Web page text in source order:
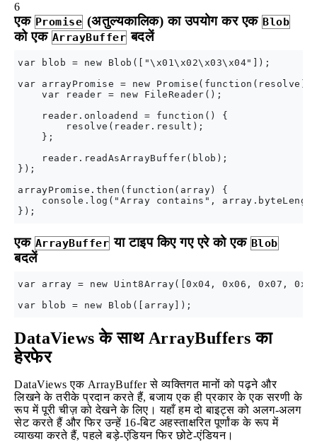
6
एक Promise (अतुल्यकालिक) का उपयोग कर एक Blob
को एक ArrayBuffer बदलें
var blob = new Blob(["\x01\x02\x03\x04"]);
var arrayPromise = new Promise(function(resolve)
    var reader = new FileReader();
    reader.onloadend = function() {
        resolve(reader.result);
    };
    reader.readAsArrayBuffer(blob);
});
arrayPromise.then(function(array) {
console.log("Array contains",
एक ArrayBuffer या टाइप किए गए एरे को एक Blob
बदलें
var array = new Uint8Array([0x04, 0x06, 0x07,
DataViews के साथ ArrayBuffers का
हेरफेर
DataViews एक ArrayBuffer से व्यक्तिगत मानों को पढ़ने और
लिखने के तरीके प्रदान करते हैं, बजाय एक ही प्रकार के एक सरणी के
रूप में पूरी चीज़ को देखने के लिए। यहाँ हम दो बाइट्स को अलग-अलग
सेट करते हैं और फिर उन्हें 16-बिट अहस्ताक्षरित पूर्णांक के रूप में
व्याख्या करते हैं, पहले बड़े-एंडियन फिर छोटे-एंडियन।